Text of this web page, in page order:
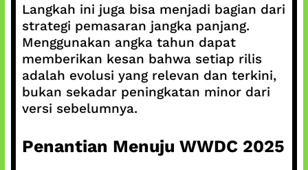
Langkah ini juga bisa menjadi bagian dari
strategi pemasaran jangka panjang.
Menggunakan angka tahun dapat
memberikan kesan bahwa setiap rilis
adalah evolusi yang relevan dan terkini,
bukan sekadar peningkatan minor dari
versi sebelumnya.
Penantian Menuju WWDC 2025